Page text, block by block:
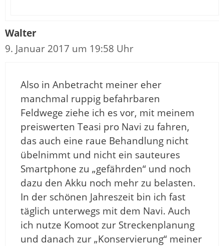
Walter
9. Januar 2017 um 19:58 Uhr
Also in Anbetracht meiner eher
manchmal ruppig befahrbaren
Feldwege ziehe ich es vor, mit meinem
preiswerten Teasi pro Navi zu fahren,
das auch eine raue Behandlung nicht
übelnimmt und nicht ein sauteures
Smartphone zu „gefährden“ und noch
dazu den Akku noch mehr zu belasten.
In der schönen Jahreszeit bin ich fast
täglich unterwegs mit dem Navi. Auch
ich nutze Komoot zur Streckenplanung
und danach zur „Konservierung“ meiner